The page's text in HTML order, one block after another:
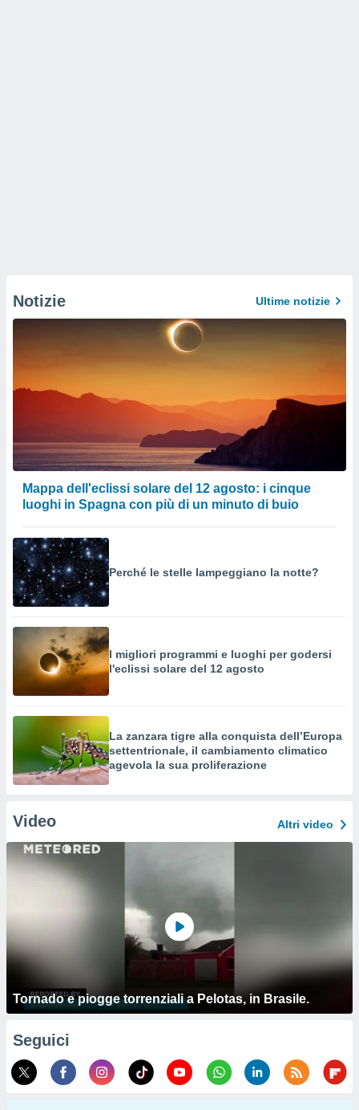
Notizie Ultime notizie
Mappa dell'eclissi solare del 12 agosto: i cinque
luoghi in Spagna con più di un minuto di buio
Perché le stelle lampeggiano la notte?
I migliori programmi e luoghi per godersi
l'eclissi solare del 12 agosto
La zanzara tigre alla conquista dell’Europa
settentrionale, il cambiamento climatico
agevola la sua proliferazione
Video Altri video
Tornado e piogge torrenziali a Pelotas, in Brasile.
Seguici